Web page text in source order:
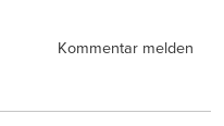
Kommentar melden